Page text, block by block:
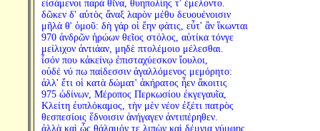
εἱσάμενοι παρὰ θῖνα, θυηπολίης τ' ἐμελοντο.
δῶκεν δ' αὐτὸς ἄναξ λαρὸν μέθυ δευουένοισιν
μῆλά θ' ὁμοῦ: δὴ γάρ οἱ ἔην φάτις, εὖτ' ἂν ἵκωνται
970 ἀνδρῶν ἡρώων θεῖος στόλος, αὐτίκα τόνγε
μείλιχον ἀντιάαν, μηδὲ πτολέμοιο μέλεσθαι.
ἶσόν που κἀκείνῳ ἐπισταχύεσκον ἴουλοι,
οὐδέ νύ πω παίδεσσιν ἀγαλλόμενος μεμόρητο:
ἀλλ' ἔτι οἱ κατὰ δώματ' ἀκήρατος ἦεν ἄκοιτις
975 ὠδίνων, Μέροπος Περκωσίου ἐκγεγαυῖα,
Κλείτη ἐυπλόκαμος, τὴν μὲν νέον ἐξέτι πατρὸς
θεσπεσίοις ἕδνοισιν ἀνήγαγεν ἀντιπέρηθεν.
ἀλλὰ καὶ ὧς θάλαμόν τε λιπὼν καὶ δέμνια νύμφης